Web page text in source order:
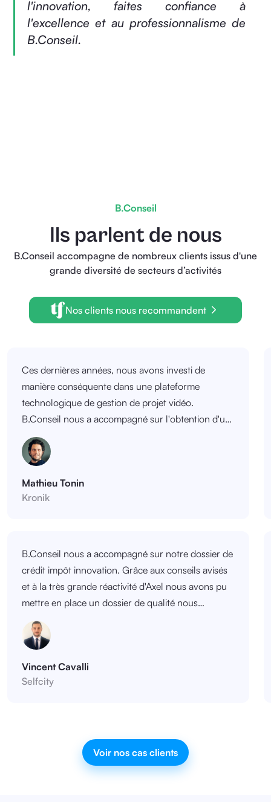
l'innovation, faites confiance à
l'excellence et au professionnalisme de
B.Conseil.
B.Conseil
Ils parlent de nous
B.Conseil accompagne de nombreux clients issus d'une
grande diversité de secteurs d’activités
Nos clients nous recommandent
Ces dernières années, nous avons investi de
manière conséquente dans une plateforme
technologique de gestion de projet vidéo.
B.Conseil nous a accompagné sur l'obtention d'un
CII. Les équipes de B.Conseil ont été à l'écoute et
ont su rendre intelligible la diversité des
fonctionnalités que nous avons construites ces 3
dernières années. Elles ont été également très
présentes dans les relances auprès de
Mathieu Tonin
Kronik
B.Conseil nous a accompagné sur notre dossier de
crédit impôt innovation. Grâce aux conseils avisés
et à la très grande réactivité d'Axel nous avons pu
mettre en place un dossier de qualité nous
permettant d'atteindre notre objectif.
Vincent Cavalli
Selfcity
Voir nos cas clients